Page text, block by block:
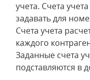
учета. Счета
задавать для
Счета учета
каждого
Заданные счета
подставляются в